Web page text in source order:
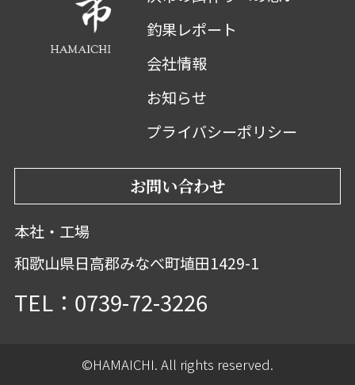
釣果レポート
会社情報
お知らせ
プライバシーポリシー
お問い合わせ
本社・工場
和歌山県日高郡みなべ町埴田1429-1
TEL：0739-72-3226
©HAMAICHI. All rights reserved.